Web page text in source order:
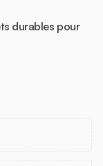
durables pour